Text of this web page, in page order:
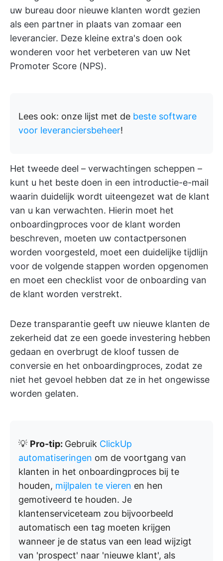
uw bureau door nieuwe klanten wordt gezien
als een partner in plaats van zomaar een
leverancier. Deze kleine extra's doen ook
wonderen voor het verbeteren van uw Net
Promoter Score (NPS).
Lees ook: onze lijst met de beste software
voor leveranciersbeheer!
Het tweede deel – verwachtingen scheppen –
kunt u het beste doen in een introductie-e-mail
waarin duidelijk wordt uiteengezet wat de klant
van u kan verwachten. Hierin moet het
onboardingproces voor de klant worden
beschreven, moeten uw contactpersonen
worden voorgesteld, moet een duidelijke tijdlijn
voor de volgende stappen worden opgenomen
en moet een checklist voor de onboarding van
de klant worden verstrekt.
Deze transparantie geeft uw nieuwe klanten de
zekerheid dat ze een goede investering hebben
gedaan en overbrugt de kloof tussen de
conversie en het onboardingproces, zodat ze
niet het gevoel hebben dat ze in het ongewisse
worden gelaten.
💡 Pro-tip: Gebruik ClickUp
automatiseringen om de voortgang van
klanten in het onboardingproces bij te
houden, mijlpalen te vieren en hen
gemotiveerd te houden. Je
klantenserviceteam zou bijvoorbeeld
automatisch een tag moeten krijgen
wanneer je de status van een lead wijzigt
van 'prospect' naar 'nieuwe klant', als